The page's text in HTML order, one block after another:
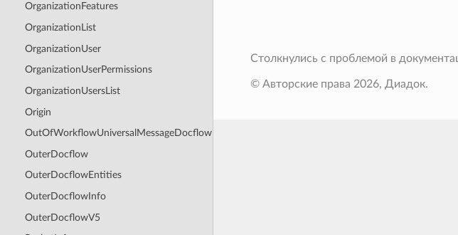
OrganizationFeatures
OrganizationList
OrganizationUser
OrganizationUserPermissions
OrganizationUsersList
Origin
OutOfWorkflowUniversalMessageDocflow
OuterDocflow
OuterDocflowEntities
OuterDocflowInfo
OuterDocflowV5
Столкнулись с проблемой в
© Авторские права 2026, Диадок.